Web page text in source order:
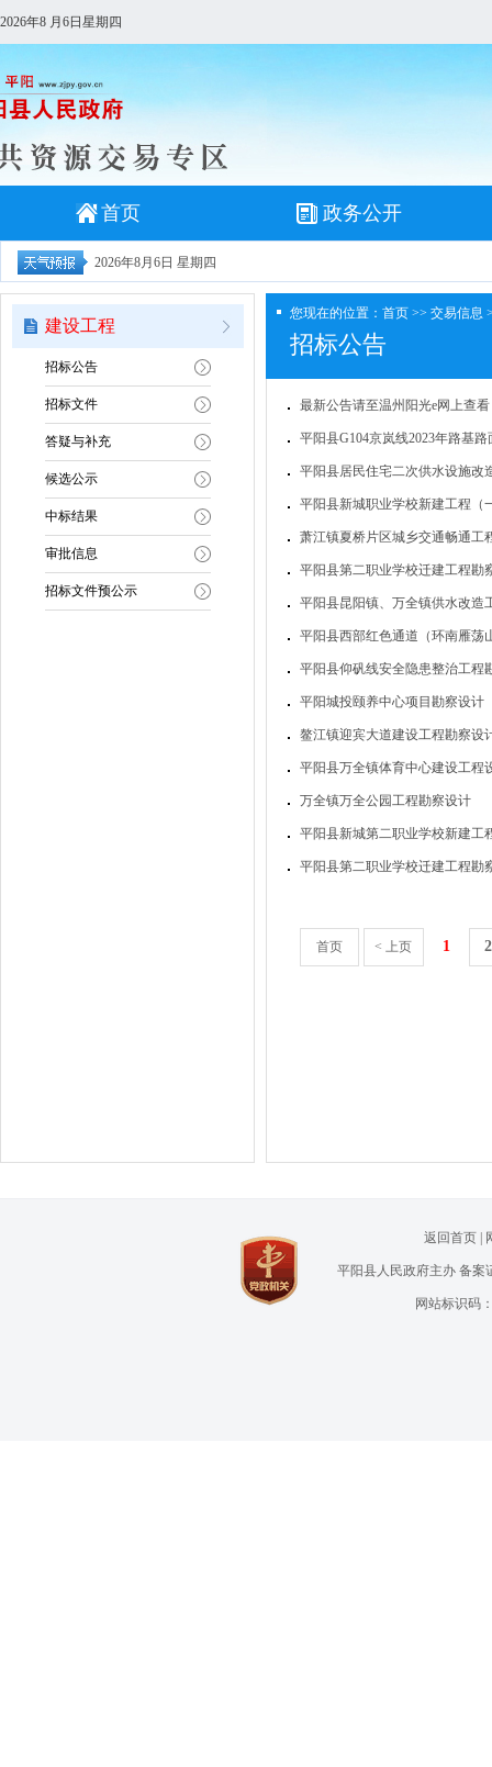
2026年8 月6日星期四
首页 政务公开
2026年8月6日 星期四
建设工程
招标公告
招标文件
答疑与补充
候选公示
中标结果
审批信息
招标文件预公示
您现在的位置： 首页 >> 交易信息
招标公告
最新公告请至温州阳光e网上查看
平阳县G104京岚线2023年路基
平阳县居民住宅二次供水设施改
平阳县新城职业学校新建工程（
萧江镇夏桥片区城乡交通畅通工
平阳县第二职业学校迁建工程勘
平阳县昆阳镇、万全镇供水改造
平阳县西部红色通道（环南雁荡
平阳县仰矾线安全隐患整治工程
平阳城投颐养中心项目勘察设计
鳌江镇迎宾大道建设工程勘察设
平阳县万全镇体育中心建设工程
万全镇万全公园工程勘察设计
平阳县新城第二职业学校新建工
平阳县第二职业学校迁建工程勘
首页 < 上页 1 2
返回首页
平阳县人民政府主办 备案
网站标识码